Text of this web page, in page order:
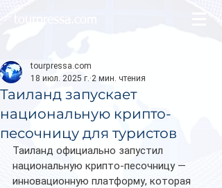
Таиланд запускает
национальную крипто-
песочницу для туристов
tourpressa.com
18 июл. 2025 г. 2 мин. чтения
Таиланд официально запустил
национальную крипто-песочницу —
инновационную платформу, которая